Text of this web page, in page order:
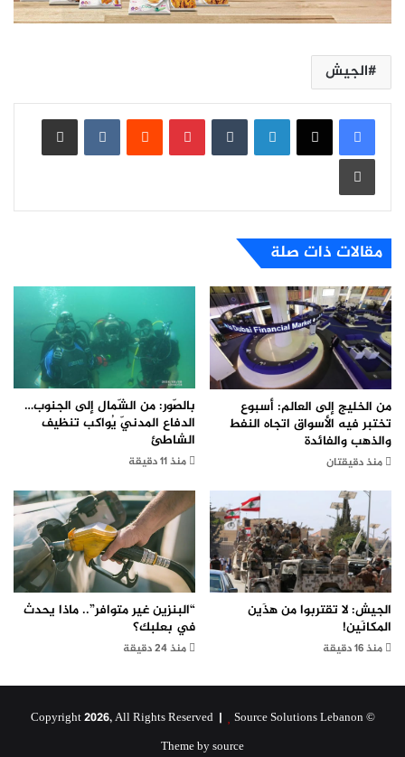
الجيش
لينكدإن بينتيريست
مشاركة عبر البريد
طباعة
مقالات ذات صلة
من الخليج إلى العالم: أسبوع
تختبر فيه الأسواق اتجاه النفط
والذهب والفائدة
منذ دقيقتان
بالصّور: من الشّمال إلى الجنوب…
الدفاع المدنيّ يُواكب تنظيف
الشاطئ
منذ 11 دقيقة
الجيش: لا تقتربوا من هذَين
المكانَين!
منذ 16 دقيقة
“البنزين غير متوافر”.. ماذا يحدث
في بعلبك؟
منذ 24 دقيقة
© Copyright 2026, All Rights Reserved |
Source Solutions Lebanon
Theme by source